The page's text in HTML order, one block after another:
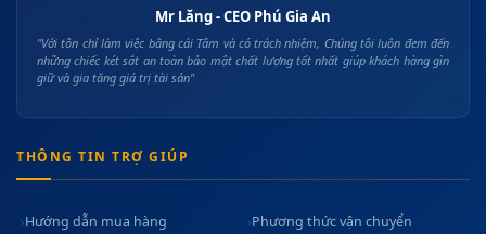
Mr Lăng - CEO Phú Gia An
"Với tôn chỉ làm việc bằng cái Tâm và có trách nhiệm, Chúng tôi luôn đem đến
những chiếc két sắt an toàn bảo mật chất lượng tốt nhất giúp khách hàng gìn
giữ và gia tăng giá trị tài sản"
THÔNG TIN TRỢ GIÚP
Hướng dẫn mua hàng Phương thức vận chuyển